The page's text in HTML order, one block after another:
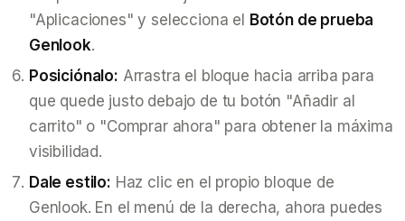
"Aplicaciones" y selecciona el Botón de prueba
Genlook.
Posiciónalo: Arrastra el bloque hacia arriba para
que quede justo debajo de tu botón "Añadir al
carrito" o "Comprar ahora" para obtener la máxima
visibilidad.
Dale estilo: Haz clic en el propio bloque de
Genlook. En el menú de la derecha, ahora puedes